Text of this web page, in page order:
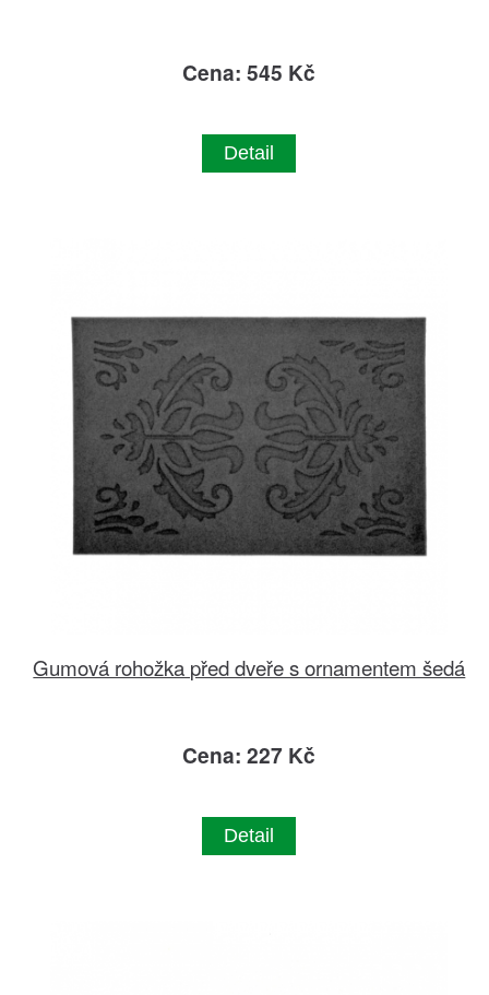
Cena: 545 Kč
Detail
Gumová rohožka před dveře s ornamentem šedá
Cena: 227 Kč
Detail